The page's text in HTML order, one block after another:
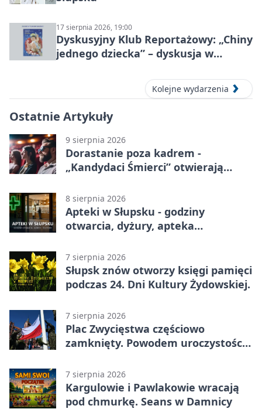
17 sierpnia 2026, 19:00
Dyskusyjny Klub Reportażowy: „Chiny
jednego dziecka” – dyskusja w
Kolejne wydarzenia
Ostatnie Artykuły
9 sierpnia 2026
Dorastanie poza kadrem -
„Kandydaci Śmierci” otwierają
8 sierpnia 2026
Apteki w Słupsku - godziny
otwarcia, dyżury, apteka
7 sierpnia 2026
Słupsk znów otworzy księgi pamięci
podczas 24. Dni Kultury Żydowskiej.
7 sierpnia 2026
Plac Zwycięstwa częściowo
zamknięty. Powodem uroczystości
7 sierpnia 2026
Kargulowie i Pawlakowie wracają
pod chmurkę. Seans w Damnicy